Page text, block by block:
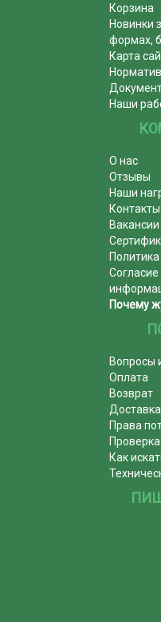
Корзина
Новинки
формах,
Карта
Наши
О нас
Отзывы
Наши
Контакты
Вакансии
Почему
Вопросы
Оплата
Возврат
Доставка
Права
Как